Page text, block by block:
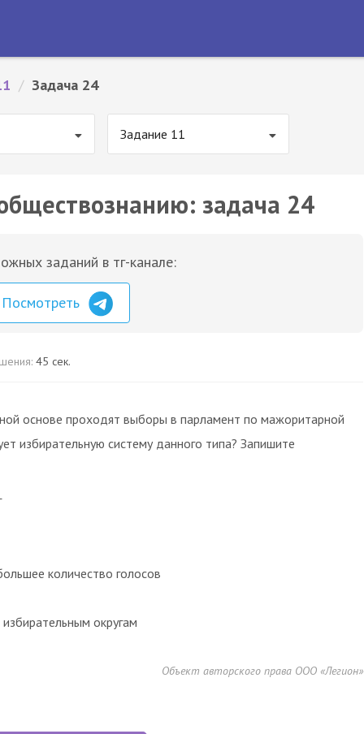
/ Задача 24
Задание 11
задача 24
заданий в тг-канале:
Посмотреть
45 сек.
основе проходят выборы в парламент по мажоритарной
избирательную систему данного типа? Запишите
количество голосов
округам
Объект авторского права ООО «Легион»